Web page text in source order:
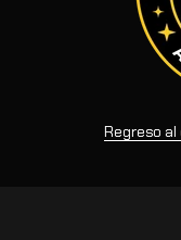
Regreso